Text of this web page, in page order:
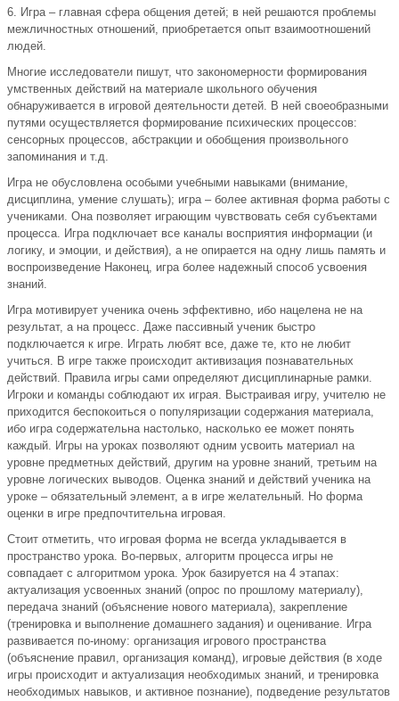
6. Игра – главная сфера общения детей; в ней решаются проблемы
межличностных отношений, приобретается опыт взаимоотношений
людей.
Многие исследователи пишут, что закономерности формирования
умственных действий на материале школьного обучения
обнаруживается в игровой деятельности детей. В ней своеобразными
путями осуществляется формирование психических процессов:
сенсорных процессов, абстракции и обобщения произвольного
запоминания и т.д.
Игра не обусловлена особыми учебными навыками (внимание,
дисциплина, умение слушать); игра – более активная форма работы с
учениками. Она позволяет играющим чувствовать себя субъектами
процесса. Игра подключает все каналы восприятия информации (и
логику, и эмоции, и действия), а не опирается на одну лишь память и
воспроизведение Наконец, игра более надежный способ усвоения
знаний.
Игра мотивирует ученика очень эффективно, ибо нацелена не на
результат, а на процесс. Даже пассивный ученик быстро
подключается к игре. Играть любят все, даже те, кто не любит
учиться. В игре также происходит активизация познавательных
действий. Правила игры сами определяют дисциплинарные рамки.
Игроки и команды соблюдают их играя. Выстраивая игру, учителю не
приходится беспокоиться о популяризации содержания материала,
ибо игра содержательна настолько, насколько ее может понять
каждый. Игры на уроках позволяют одним усвоить материал на
уровне предметных действий, другим на уровне знаний, третьим на
уровне логических выводов. Оценка знаний и действий ученика на
уроке – обязательный элемент, а в игре желательный. Но форма
оценки в игре предпочтительна игровая.
Стоит отметить, что игровая форма не всегда укладывается в
пространство урока. Во-первых, алгоритм процесса игры не
совпадает с алгоритмом урока. Урок базируется на 4 этапах:
актуализация усвоенных знаний (опрос по прошлому материалу),
передача знаний (объяснение нового материала), закрепление
(тренировка и выполнение домашнего задания) и оценивание. Игра
развивается по-иному: организация игрового пространства
(объяснение правил, организация команд), игровые действия (в ходе
игры происходит и актуализация необходимых знаний, и тренировка
необходимых навыков, и активное познание), подведение результатов